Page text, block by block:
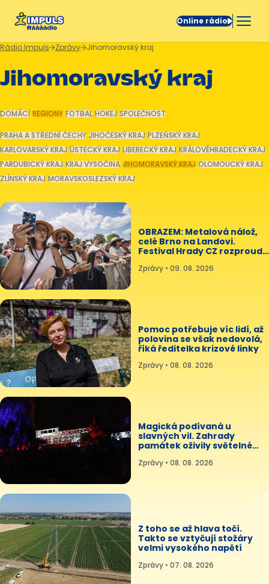
Online rádio
Rádio Impuls Zprávy Jihomoravský kraj
Jihomoravský kraj
DOMÁCÍ REGIONY FOTBAL HOKEJ SPOLEČNOST
PRAHA A STŘEDNÍ ČECHY JIHOČESKÝ KRAJ PLZEŇSKÝ KRAJ
KARLOVARSKÝ KRAJ ÚSTECKÝ KRAJ LIBERECKÝ KRAJ KRÁLOVÉHRADECKÝ KRAJ
PARDUBICKÝ KRAJ KRAJ VYSOČINA JIHOMORAVSKÝ KRAJ OLOMOUCKÝ KRAJ
ZLÍNSKÝ KRAJ MORAVSKOSLEZSKÝ KRAJ
OBRAZEM: Metalová nálož,
celé Brno na Landovi.
Festival Hrady CZ rozproudil
Zprávy • 09. 08. 2026
Pomoc potřebuje víc lidí, až
polovina se však nedovolá,
říká ředitelka krizové linky
Zprávy • 08. 08. 2026
Magická podívaná u
slavných vil. Zahrady
památek oživily světelné
Zprávy • 08. 08. 2026
Z toho se až hlava točí.
Takto se vztyčují stožáry
velmi vysokého napětí
Zprávy • 07. 08. 2026